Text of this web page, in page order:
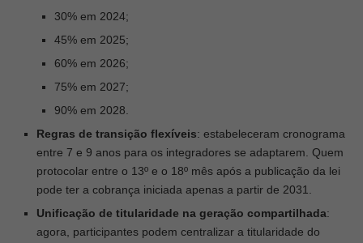
30% em 2024;
45% em 2025;
60% em 2026;
75% em 2027;
90% em 2028.
Regras de transição flexíveis: estabeleceram cronograma
entre 7 e 9 anos para os integradores se adaptarem. Quem
protocolar entre o 13º e o 18º mês após a publicação da lei
pode ter a cobrança iniciada apenas a partir de 2031.
Unificação de titularidade na geração compartilhada:
agora, participantes podem centralizar a titularidade do